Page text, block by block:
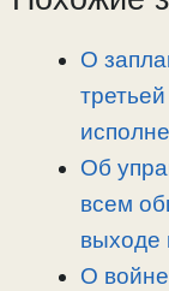
a
О
Об
всем
выходе
О войне